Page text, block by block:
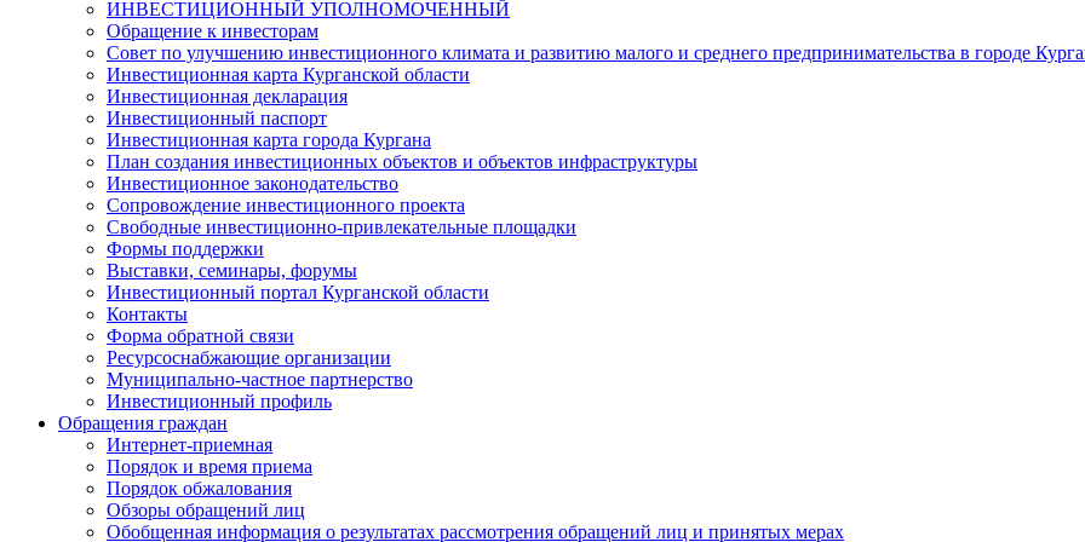
ИНВЕСТИЦИОННЫЙ УПОЛНОМОЧЕННЫЙ
Обращение к инвесторам
Совет по улучшению инвестиционного климата и развитию малого и среднего предпринимательства в городе
Инвестиционная карта Курганской области
Инвестиционная декларация
Инвестиционный паспорт
Инвестиционная карта города Кургана
План создания инвестиционных объектов и объектов инфраструктуры
Инвестиционное законодательство
Сопровождение инвестиционного проекта
Свободные инвестиционно-привлекательные площадки
Формы поддержки
Выставки, семинары, форумы
Инвестиционный портал Курганской области
Контакты
Форма обратной связи
Ресурсоснабжающие организации
Муниципально-частное партнерство
Инвестиционный профиль
Обращения граждан
Интернет-приемная
Порядок и время приема
Порядок обжалования
Обзоры обращений лиц
Обобщенная информация о результатах рассмотрения обращений лиц и принятых мерах